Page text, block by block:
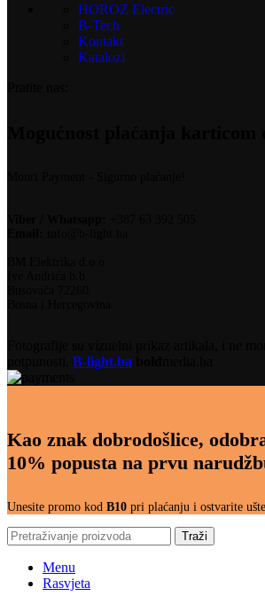
HOROZ Electric
B-Tech
Kontakt
Katalozi
B-light.ba
Kao znak dobrodošlice,
10% popusta na prvu
Unesite promo kod B10 pri plaćanju i ostvarite
Traži
Menu
Rasvjeta